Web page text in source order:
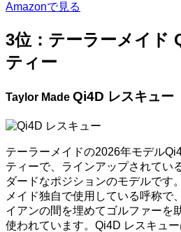
Amazonで見る
3位：テーラーメイド
ティー
Taylor Made Qi4D レスキュー
テーラーメイドの2026年モデル
ティーで、ラインアップされてい
ダードなポジションのモデルです
メイド独自で使用している呼称で
イアンの間を埋めてゴルファーを
使われています。Qi4D レスキュ